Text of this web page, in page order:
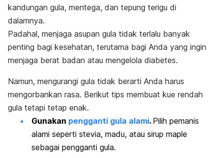
kandungan gula, mentega, dan tepung terigu di
dalamnya.
Padahal, menjaga asupan gula tidak terlalu banyak
penting bagi kesehatan, terutama bagi Anda yang ingin
menjaga berat badan atau mengelola diabetes.
Namun, mengurangi gula tidak berarti Anda harus
mengorbankan rasa. Berikut tips membuat kue rendah
gula tetapi tetap enak.
Gunakan pengganti gula alami. Pilih pemanis
alami seperti stevia, madu, atau sirup maple
sebagai pengganti gula.